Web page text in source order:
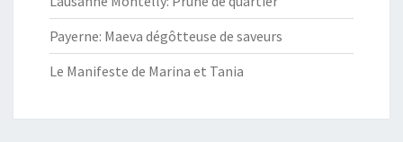
Payerne: Maeva dégôtteuse de saveurs
Le Manifeste de Marina et Tania